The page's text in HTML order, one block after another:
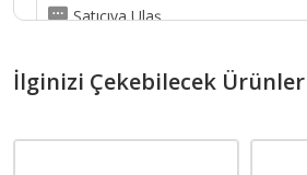
Satıcıya Ulaş
Ürün Açıklaması
İlginizi Çekebilecek Ürünler